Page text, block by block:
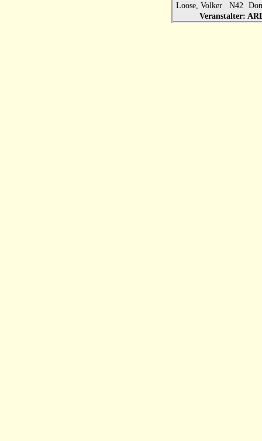
Loose, Volker N42
Veranstalter: